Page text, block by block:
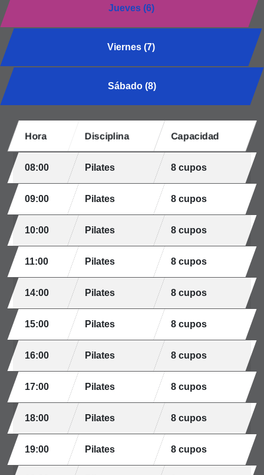
Jueves (6)
Viernes (7)
Sábado (8)
Hora Disciplina Capacidad
08:00 Pilates 8 cupos
09:00 Pilates 8 cupos
10:00 Pilates 8 cupos
11:00 Pilates 8 cupos
14:00 Pilates 8 cupos
15:00 Pilates 8 cupos
16:00 Pilates 8 cupos
17:00 Pilates 8 cupos
18:00 Pilates 8 cupos
19:00 Pilates 8 cupos